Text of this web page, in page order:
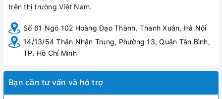
CHẬU LAVABO ĐẶT BÀN HUGE (H-LT1460)
trên thị trường Việt Nam.
Số 61 Ngõ 102 Hoàng Đạo Thành, Thanh Xuân, Hà Nội
14/13/54 Thân Nhân Trung, Phường 13, Quận Tân Bình,
TP. Hồ Chí Minh
Bạn cần tư vấn và hỗ trợ